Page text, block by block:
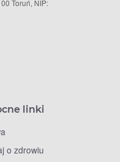
Toruń, NIP:
linki
o zdrowiu